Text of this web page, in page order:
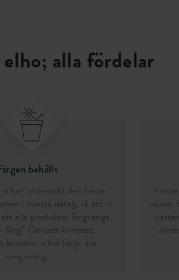
elho; alla fördelar
behålls
har undersökt den bästa
i minsta detalj, så att vi
alla produkter långvarigt
färg? Oavsett klimatet,
kommer alltid färga din
omgivning.
växter